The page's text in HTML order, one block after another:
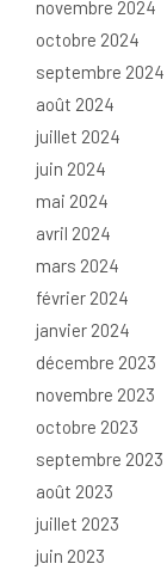
novembre 2024
octobre 2024
septembre 2024
août 2024
juillet 2024
juin 2024
mai 2024
avril 2024
mars 2024
février 2024
janvier 2024
décembre 2023
novembre 2023
octobre 2023
septembre 2023
août 2023
juillet 2023
juin 2023